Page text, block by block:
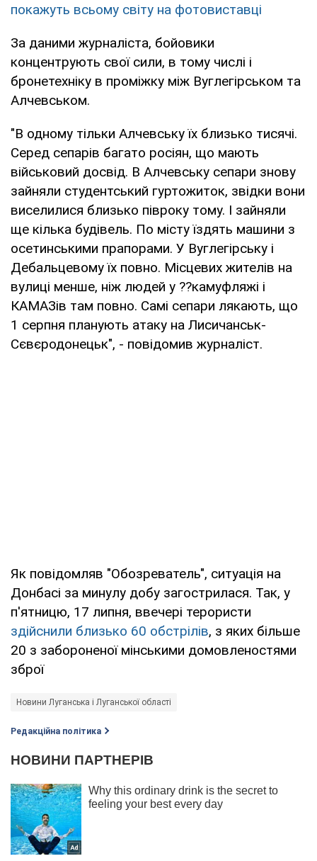
покажуть всьому світу на фотовиставці
За даними журналіста, бойовики
концентрують свої сили, в тому числі і
бронетехніку в проміжку між Вуглегірськом та
Алчевськом.
"В одному тільки Алчевську їх близько тисячі.
Серед сепарів багато росіян, що мають
військовий досвід. В Алчевську сепари знову
зайняли студентський гуртожиток, звідки вони
виселилися близько півроку тому. І зайняли
ще кілька будівель. По місту їздять машини з
осетинськими прапорами. У Вуглегірську і
Дебальцевому їх повно. Місцевих жителів на
вулиці менше, ніж людей у ??камуфляжі і
КАМАЗів там повно. Самі сепари лякають, що
1 серпня планують атаку на Лисичанськ-
Сєвєродонецьк", - повідомив журналіст.
Як повідомляв "Обозреватель", ситуація на
Донбасі за минулу добу загострилася. Так, у
п'ятницю, 17 липня, ввечері терористи
здійснили близько 60 обстрілів, з яких більше
20 з забороненої мінськими домовленостями
зброї
Новини Луганська і Луганської області
Редакційна політика